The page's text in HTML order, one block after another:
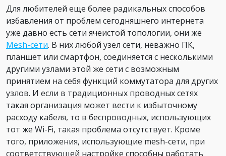
Для любителей еще более радикальных способов
избавления от проблем сегодняшнего интернета
уже давно есть сети ячеистой топологии, они же
Mesh-сети. В них любой узел сети, неважно ПК,
планшет или смартфон, соединяется с несколькими
другими узлами этой же сети с возможным
принятием на себя функций коммутатора для других
узлов. И если в традиционных проводных сетях
такая организация может вести к избыточному
расходу кабеля, то в беспроводных, использующих
тот же Wi-Fi, такая проблема отсутствует. Кроме
того, приложения, использующие mesh-сети, при
соответствующей настройке способны работать